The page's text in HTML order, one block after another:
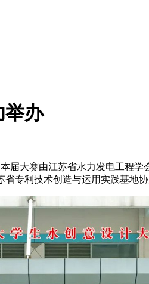
举办
届大赛由江苏省水力发电工程
专利技术创造与运用实践基地协